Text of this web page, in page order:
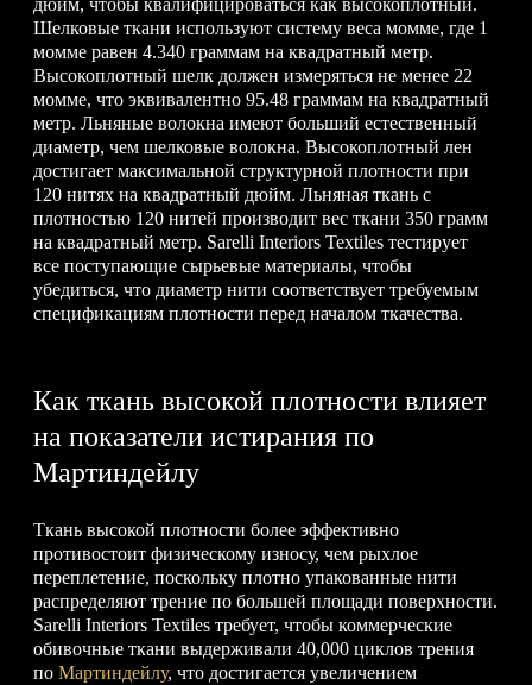
дюйм, чтобы квалифицироваться как высокоплотный.
Шелковые ткани используют систему веса момме, где 1
момме равен 4.340 граммам на квадратный метр.
Высокоплотный шелк должен измеряться не менее 22
момме, что эквивалентно 95.48 граммам на квадратный
метр. Льняные волокна имеют больший естественный
диаметр, чем шелковые волокна. Высокоплотный лен
достигает максимальной структурной плотности при
120 нитях на квадратный дюйм. Льняная ткань с
плотностью 120 нитей производит вес ткани 350 грамм
на квадратный метр. Sarelli Interiors Textiles тестирует
все поступающие сырьевые материалы, чтобы
убедиться, что диаметр нити соответствует требуемым
спецификациям плотности перед началом ткачества.
Как ткань высокой плотности влияет
на показатели истирания по
Мартиндейлу
Ткань высокой плотности более эффективно
противостоит физическому износу, чем рыхлое
переплетение, поскольку плотно упакованные нити
распределяют трение по большей площади поверхности.
Sarelli Interiors Textiles требует, чтобы коммерческие
обивочные ткани выдерживали 40,000 циклов трения
поМартиндейлу, что достигается увеличением